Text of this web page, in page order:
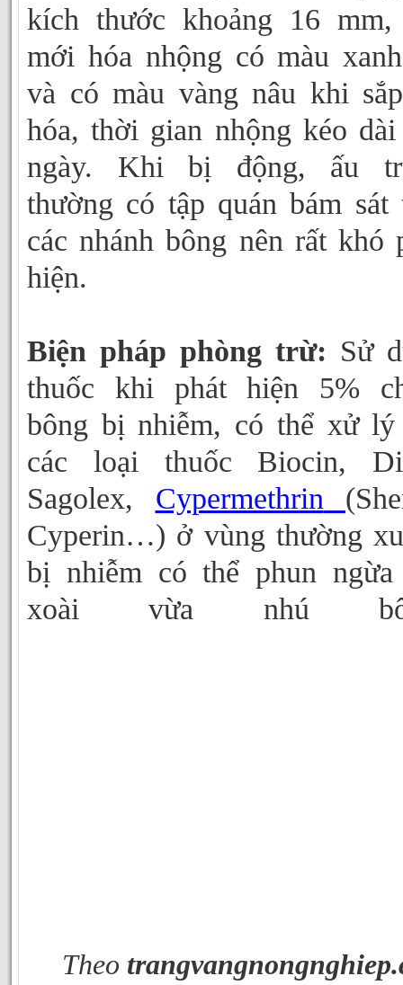
kích thước khoảng 16
mới hóa nhộng có màu
và có màu vàng nâu khi
hóa, thời gian nhộng kéo
ngày. Khi bị động, ấu
thường có tập quán bám sát
các nhánh bông nên rất khó
hiện.
Biện pháp phòng trừ: Sử
thuốc khi phát hiện 5%
bông bị nhiễm, có thể xử
các loại thuốc Biocin,
Sagolex, Cypermethrin
Cyperin…) ở vùng thường
bị nhiễm có thể phun
xoài vừa nhú
Theo